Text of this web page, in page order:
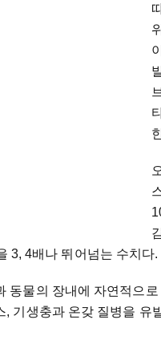
3, 4배나 뛰어넘는 수치다.
동물의 장내에 자연적으
, 기생충과 온갖 질병을 유